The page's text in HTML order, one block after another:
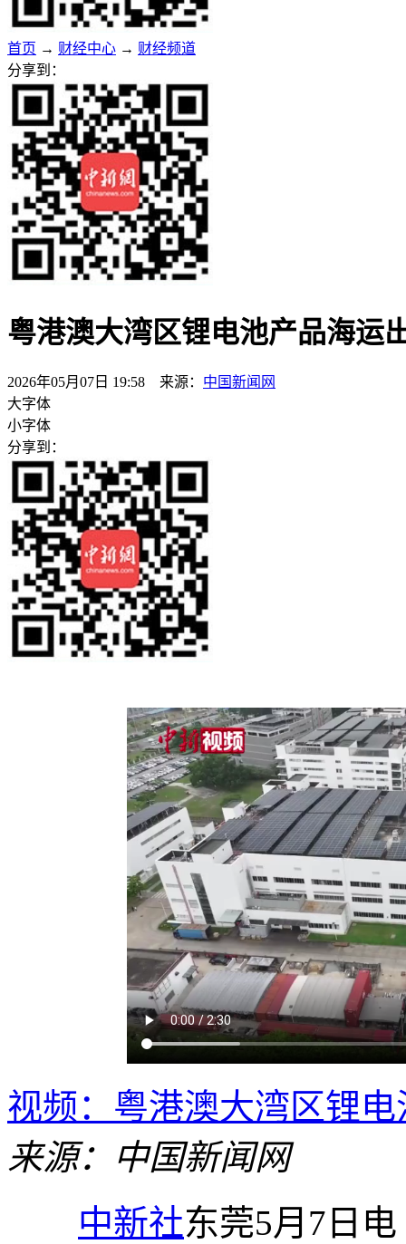
首页 → 财经中心 → 财经频道
分享到：
粤港澳大湾区锂电池产品海运
2026年05月07日 19:58 来源： 中国新闻网
大字体
小字体
分享到：
视频：粤港澳大湾区锂
来源：中国新闻网
中新社东莞5月7日